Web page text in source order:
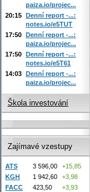
paiza.io/projec...
20:15 Denní report -...:
notes.io/e5TUT
17:50 Denní report -...:
paiza.io/projec...
17:50 Denní report -...:
notes.io/e5T61
14:03 Denní report -...:
paiza.io/projec...
Škola investování
Zajímavé vzestupy
ATS 3 596,00
+15,85
KGH
1 942,60
+3,98
FACC
423,50
+3,93